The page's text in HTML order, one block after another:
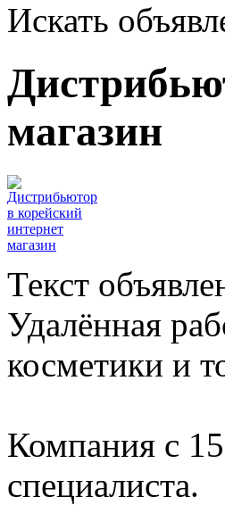
Искать
магазин
Текст
Удалённая
косметики и
Компания с
специалиста.